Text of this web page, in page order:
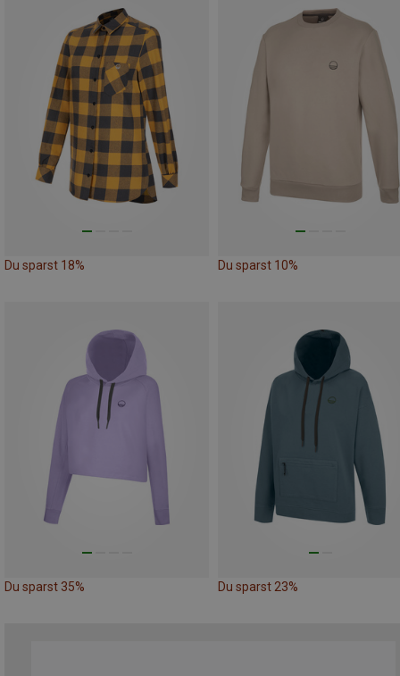
Du sparst 18% Du sparst 10%
Du sparst 35% Du sparst 23%